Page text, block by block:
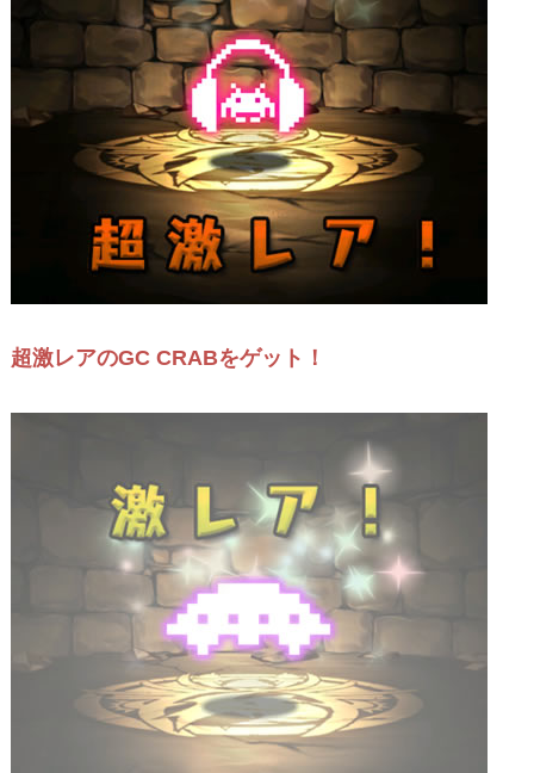
超激レアのGC CRABをゲット！